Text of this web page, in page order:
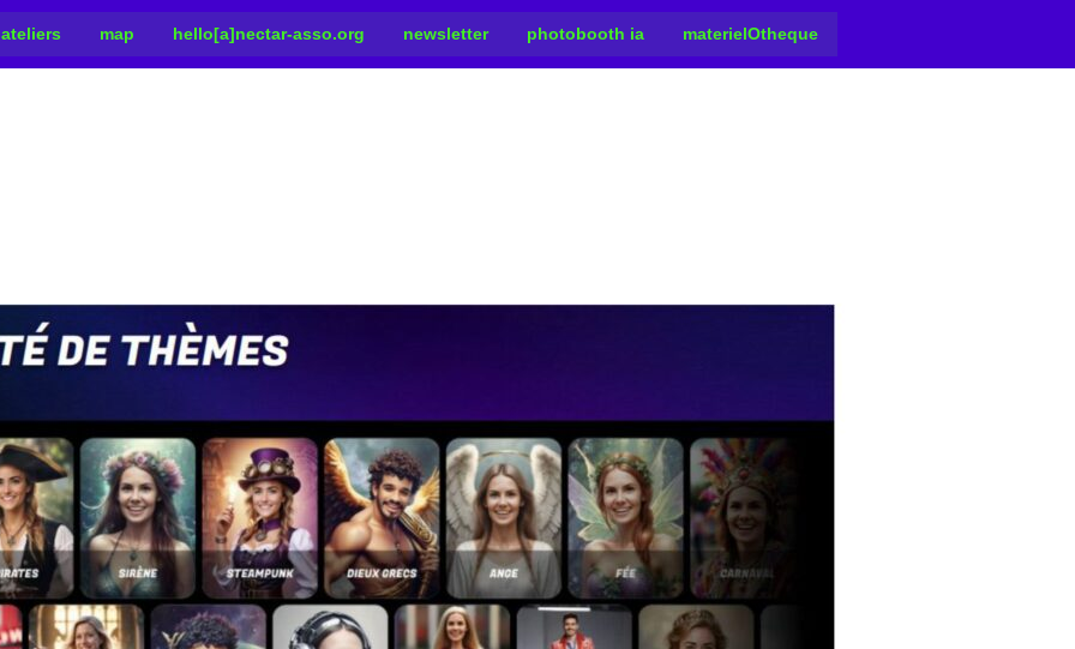
ateliers map hello[a]nectar-asso.org newsletter photobooth ia materielOtheque